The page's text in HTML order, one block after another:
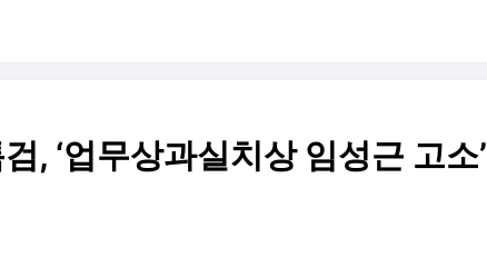
, ‘업무상과실치상 임성근 고소’